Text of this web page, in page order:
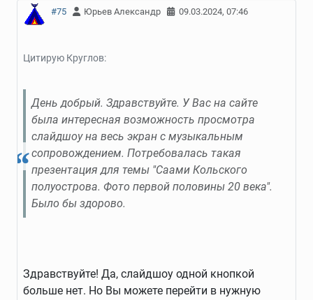
#75 Юрьев Александр 09.03.2024, 07:46
Цитирую Круглов:
День добрый. Здравствуйте. У Вас на сайте
была интересная возможность просмотра
слайдшоу на весь экран с музыкальным
сопровождением. Потребовалась такая
презентация для темы "Саами Кольского
полуострова. Фото первой половины 20 века".
Было бы здорово.
Здравствуйте! Да, слайдшоу одной кнопкой
больше нет. Но Вы можете перейти в нужную